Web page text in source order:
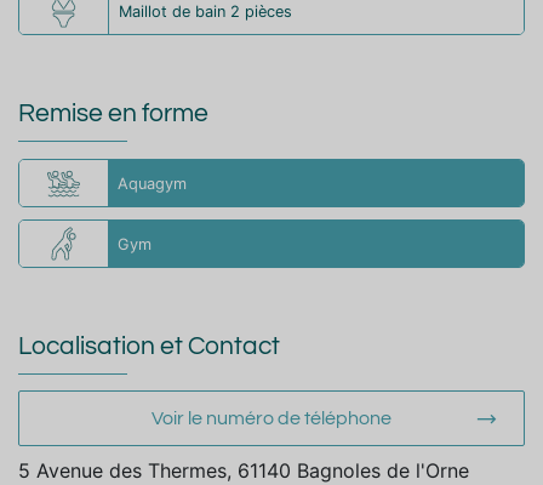
Maillot de bain 2 pièces
Remise en forme
Aquagym
Gym
Localisation et Contact
Voir le numéro de téléphone
5 Avenue des Thermes, 61140 Bagnoles de l'Orne